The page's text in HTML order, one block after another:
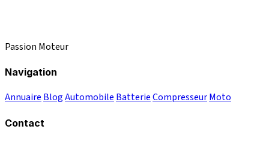
Passion Moteur
Navigation
AnnuaireBlogAutomobileBatterieCompresseurMoto
Contact